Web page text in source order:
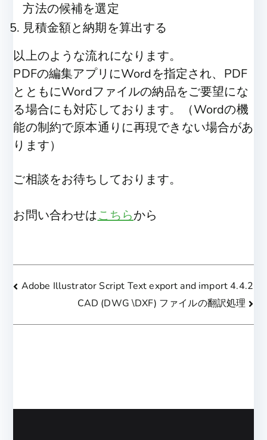
方法の候補を選定
見積金額と納期を算出する
以上のような流れになります。
PDFの編集アプリにWordを指定され、PDF
とともにWordファイルの納品をご要望にな
る場合にも対応しております。（Wordの機
能の制約で原本通りに再現できない場合があ
ります）
ご相談をお待ちしております。
お問い合わせはこちらから
投
ー
Adobe Illustrator Script Text export and import 4.4.2
CAD (DWG \DXF) ファイルの翻訳処理